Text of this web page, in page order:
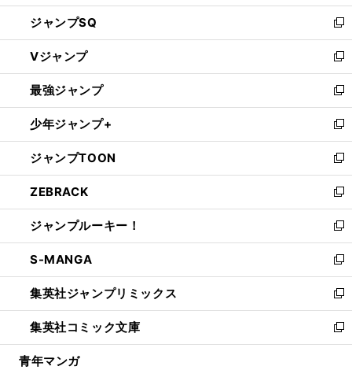
し
い
ウ
ィ
ン
ド
ウ
で
開
く
ジャンプSQ
新
し
い
ウ
ィ
ン
ド
ウ
で
開
く
Vジャンプ
新
し
い
ウ
ィ
ン
ド
ウ
で
開
く
最強ジャンプ
新
し
い
ウ
ィ
ン
ド
ウ
で
開
く
少年ジャンプ+
新
し
い
ウ
ィ
ン
ド
ウ
で
開
く
ジャンプTOON
新
し
い
ウ
ィ
ン
ド
ウ
で
開
く
ZEBRACK
新
し
い
ウ
ィ
ン
ド
ウ
で
開
ジャンプルーキー！
新
し
い
ウ
ィ
ン
ド
ウ
S-MANGA
新
し
い
ウ
ィ
ン
集英社ジャンプリミックス
新
し
い
ウ
集英社コミック文庫
新
し
青年マンガ